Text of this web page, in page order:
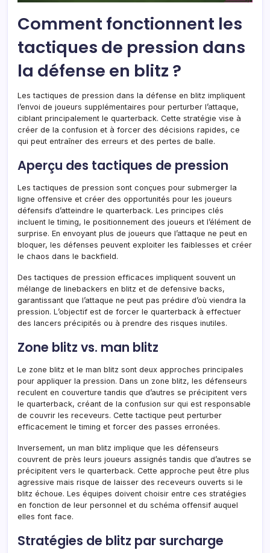
Comment fonctionnent les
tactiques de pression dans
la défense en blitz ?
Les tactiques de pression dans la défense en blitz impliquent
l’envoi de joueurs supplémentaires pour perturber l’attaque,
ciblant principalement le quarterback. Cette stratégie vise à
créer de la confusion et à forcer des décisions rapides, ce
qui peut entraîner des erreurs et des pertes de balle.
Aperçu des tactiques de pression
Les tactiques de pression sont conçues pour submerger la
ligne offensive et créer des opportunités pour les joueurs
défensifs d’atteindre le quarterback. Les principes clés
incluent le timing, le positionnement des joueurs et l’élément de
surprise. En envoyant plus de joueurs que l’attaque ne peut en
bloquer, les défenses peuvent exploiter les faiblesses et créer
le chaos dans le backfield.
Des tactiques de pression efficaces impliquent souvent un
mélange de linebackers en blitz et de defensive backs,
garantissant que l’attaque ne peut pas prédire d’où viendra la
pression. L’objectif est de forcer le quarterback à effectuer
des lancers précipités ou à prendre des risques inutiles.
Zone blitz vs. man blitz
Le zone blitz et le man blitz sont deux approches principales
pour appliquer la pression. Dans un zone blitz, les défenseurs
reculent en couverture tandis que d’autres se précipitent vers
le quarterback, créant de la confusion sur qui est responsable
de couvrir les receveurs. Cette tactique peut perturber
efficacement le timing et forcer des passes erronées.
Inversement, un man blitz implique que les défenseurs
couvrent de près leurs joueurs assignés tandis que d’autres se
précipitent vers le quarterback. Cette approche peut être plus
agressive mais risque de laisser des receveurs ouverts si le
blitz échoue. Les équipes doivent choisir entre ces stratégies
en fonction de leur personnel et du schéma offensif auquel
elles font face.
Stratégies de blitz par surcharge